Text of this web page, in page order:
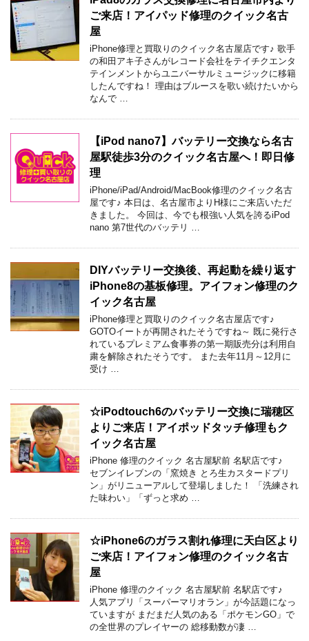
ご来店！アイパッド修理のクイック名古
屋
iPhone修理と買取りのクイック名古屋店です♪ 歌手
の和田アキ子さんがレコード会社をテイチクエンタ
テインメントからユニバーサルミュージックに移籍
したんですね！ 理由はブルースを歌い続けたいから
なんで …
【iPod nano7】バッテリー交換なら名古
屋駅徒歩3分のクイック名古屋へ！即日修
理
iPhone/iPad/Android/MacBook修理のクイック名古
屋です♪ 本日は、名古屋市よりH様にご来店いただ
きました。 今回は、今でも根強い人気を誇るiPod
nano 第7世代のバッテリ …
DIYバッテリー交換後、再起動を繰り返す
iPhone8の基板修理。アイフォン修理のク
イック名古屋
iPhone修理と買取りのクイック名古屋店です♪
GOTOイートが再開されたそうですね～ 既に発行さ
れているプレミアム食事券の第一期販売分は利用自
粛を解除されたそうです。 また去年11月～12月に
受け …
☆iPodtouch6のバッテリー交換に瑞穂区
よりご来店！アイポッドタッチ修理もク
イック名古屋
iPhone 修理のクイック 名古屋駅前 名駅店です♪
セブンイレブンの「窯焼き とろ生カスタードプリ
ン」がリニューアルして登場しました！ 「洗練され
た味わい」「ずっと求め …
☆iPhone6のガラス割れ修理に天白区より
ご来店！アイフォン修理のクイック名古
屋
iPhone 修理のクイック 名古屋駅前 名駅店です♪
人気アプリ「スーパーマリオラン」が今話題になっ
ていますが まだまだ人気のある「ポケモンGO」で
の全世界のプレイヤーの 総移動数が凄 …